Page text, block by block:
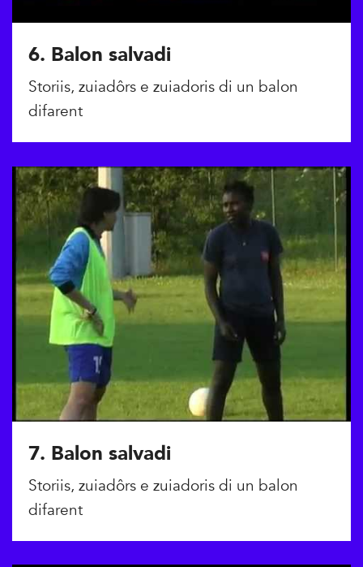
6. Balon salvadi
Storiis, zuiadôrs e zuiadoris di un balon
difarent
7. Balon salvadi
Storiis, zuiadôrs e zuiadoris di un balon
difarent